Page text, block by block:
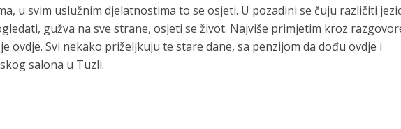
u svim uslužnim djelatnostima to se osjeti. U pozadini se čuju različiti
gužva na sve strane, osjeti se život. Najviše primjetim kroz
ovdje. Svi nekako priželjkuju te stare dane, sa penzijom da dođu ovdje i
salona u Tuzli.